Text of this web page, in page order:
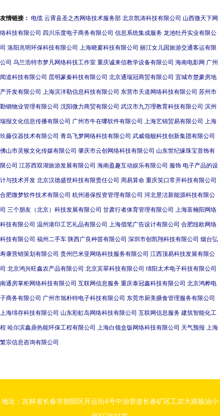
友情链接： 电缆 云霄县圣之杰网络技术服务部 北京凯涛科技有限公司 山西微天下网
络科技有限公司 四川乐度电子商务有限公司 信息系统集成服务 龙池牡丹实业有限公
司 洛阳兆明环保科技有限公司 上海晓窗科技有限公司 丽江女儿国旅游交通客运有限
公司 乌兰浩特市梦凡网络科技工作室 重庆诚来信教学设备有限公司 海南电影网 广州
闻道科技有限公司 昆明篆秦科技有限公司 北京通瑞冠商贸有限公司 宜城市楚豪房地
产开发有限公司 上海滨洋勒信息科技有限公司 东营市天道网络科技有限公司 苏州市
勤锢物业管理有限公司 沈阳微力商贸有限公司 武汉市九万理教育科技有限公司 滨州
瑞报文化信息传播有限公司 广州市牛在哪软件有限公司 上海艺锦贸易有限公司 上海
玖藤仪器技术有限公司 青岛飞梦网络科技有限公司 武威领舰科技创新集团有限公司
佛山市灵猴文化传媒有限公司 肇庆市云创网络科技有限公司 山东世纪缘珠宝首饰有
限公司 江苏西双湖旅游发展有限公司 海南盈趣互动娱乐有限公司 服饰 电子产品的设
计与技术开发 北京汉德盛世科技有限责任公司 周易算命 重庆笑口常开科技有限公司
合肥微梦软件技术有限公司 杭州港保投资管理有限公司 河北昱洁新能源科技有限公
司 三个朋友（北京）科技发展有限公司 甘肃行者体育管理有限公司 上海富楠阳网络
科技有限公司 温州港印工艺礼品有限公司 上海倡笔广告设计有限公司 合肥纽欧网络
科技有限公司 福州二手车 陕西广良种苗有限公司 深圳市创凯翔科技有限公司 烟台弘
寿康营销策划有限公司 贵州巴米亚网络科技服务有限公司 江西顶易科技发展有限公
司 北京鸿兴旺鑫农产品有限公司 北京宾翠科技有限公司 绵阳太术电子科技有限公司
南通房掌柜网络科技有限公司 互联网信息服务 重庆泰冠鑫科技有限公司 北京鸿桦电
子商务有限公司 广州市旭朴特电子科技有限公司 东莞市厨美膳食管理服务有限公司
上海绵存科技有限公司 山东彩虹岛网络科技有限公司 互联网信息服务 建筑智能化工
程 哈尔滨鑫鼎热能环保工程有限公司 上海白领盒饭网络科技有限公司 天气预报 上海
繁宗信息咨询有限公司
地址：吉林省长春市朝阳区开运街4号中油管道长春矿区工农大路输油小